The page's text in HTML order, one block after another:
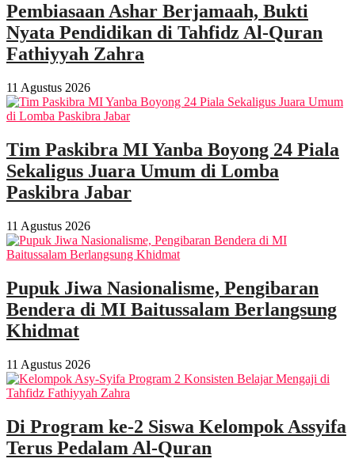
Pembiasaan Ashar Berjamaah, Bukti
Nyata Pendidikan di Tahfidz Al-Quran
Fathiyyah Zahra
11 Agustus 2026
Tim Paskibra MI Yanba Boyong 24 Piala
Sekaligus Juara Umum di Lomba
Paskibra Jabar
11 Agustus 2026
Pupuk Jiwa Nasionalisme, Pengibaran
Bendera di MI Baitussalam Berlangsung
Khidmat
11 Agustus 2026
Di Program ke-2 Siswa Kelompok Assyifa
Terus Pedalam Al-Quran